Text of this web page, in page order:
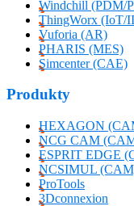
Windchill (PDM/
ThingWorx (IoT/
Vuforia (AR)
PHARIS (MES)
Simcenter (CAE)
Produkty
HEXAGON
NCG CAM
ESPRIT EDGE
NCSIMUL
ProTools
3Dconnexion